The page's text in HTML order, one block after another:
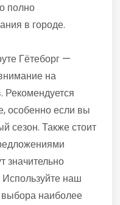
полно
в городе.
Гётеборг —
на
Рекомендуется
особенно если вы
сезон. Также стоит
значительно
Используйте наш
наиболее